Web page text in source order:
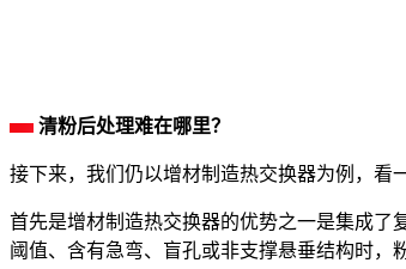
清粉后处理难在哪里？
接下来，我们仍以增材制造热交换器为例，看
首先是增材制造热交换器的优势之一是集成了
阈值、含有急弯、盲孔或非支撑悬垂结构时，